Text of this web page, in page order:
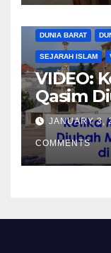
DUNIA BARAT
SEJARAH ISLAM
VIDEO:
Qasim
Katolik
JANUARY 3,
COMMENTS